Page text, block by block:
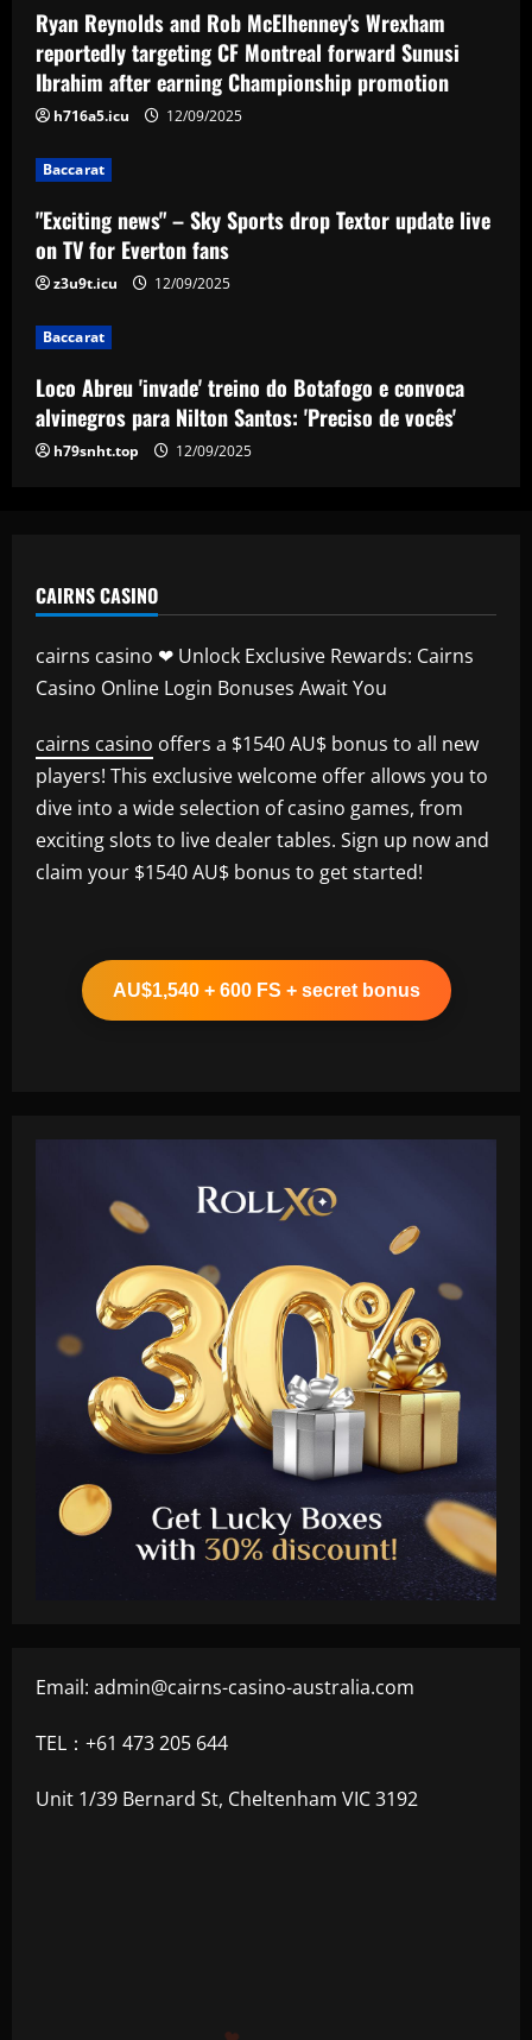
"Exciting news" – Sky Sports drop
Textor update live on TV for Everton
fans
4
'Preciso de vocês'
12/09/2025
5 12/09/2025
Ryan Reynolds and Rob McElhenney's Wrexham
reportedly targeting CF Montreal forward Sunusi
Ibrahim after earning Championship promotion
h716a5.icu 12/09/2025
Baccarat
"Exciting news" – Sky Sports drop Textor update live
on TV for Everton fans
z3u9t.icu 12/09/2025
Baccarat
Loco Abreu 'invade' treino do Botafogo e convoca
alvinegros para Nilton Santos: 'Preciso de vocês'
h79snht.top 12/09/2025
CAIRNS CASINO
cairns casino ❤ Unlock Exclusive Rewards: Cairns
Casino Online Login Bonuses Await You
cairns casino offers a $1540 AU$ bonus to all new
players! This exclusive welcome offer allows you to
dive into a wide selection of casino games, from
exciting slots to live dealer tables. Sign up now and
claim your $1540 AU$ bonus to get started!
AU$1,540 + 600 FS + secret bonus
Email: admin@cairns-casino-australia.com
TEL：+61 473 205 644
Unit 1/39 Bernard St, Cheltenham VIC 3192